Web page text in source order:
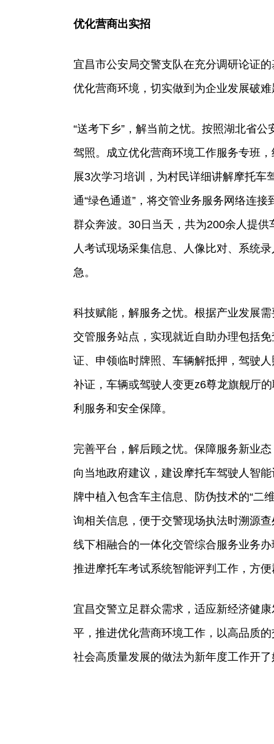
优化营商出实招
宜昌市公安局交警支队在充分调研论证
优化营商环境，切实做到为企业发展破
“送考下乡”，解当前之忧。按照湖北省
驾照。成立优化营商环境工作服务专班
展3次学习培训，为村民详细讲解摩托车
通“绿色通道”，将交管业务服务网络连
群众奔波。30日当天，共为200余人提
人考试现场采集信息、人像比对、系统
急。
科技赋能，解服务之忧。根据产业发展
交管服务站点，实现就近自助办理包括
证、申领临时牌照、车辆解抵押，驾驶
补证，车辆或驾驶人变更z6尊龙旗舰厅
利服务和安全保障。
完善平台，解后顾之忧。保障服务新业
向当地政府建议，建设摩托车驾驶人智
牌中植入包含车主信息、防伪技术的“二
询相关信息，便于交警现场执法时溯源
线下相融合的一体化交管综合服务业务
推进摩托车考试系统智能评判工作，方
宜昌交警立足群众需求，适应新经济健
平，推进优化营商环境工作，以高品质
社会高质量发展的做法为新年度工作开